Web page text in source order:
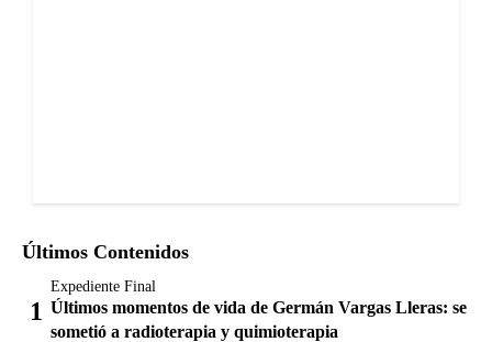
Últimos Contenidos
Expediente Final
Últimos momentos de vida de Germán Vargas Lleras: se
sometió a radioterapia y quimioterapia